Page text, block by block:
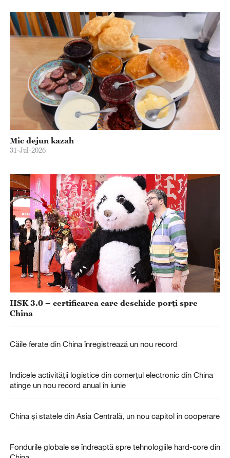
Mic dejun kazah
31-Jul-2026
HSK 3.0 – certificarea care deschide porți spre
China
Căile ferate din China înregistrează un nou record
Indicele activității logistice din comerțul electronic din China
atinge un nou record anual în iunie
China și statele din Asia Centrală, un nou capitol în cooperare
Fondurile globale se îndreaptă spre tehnologiile hard-core din